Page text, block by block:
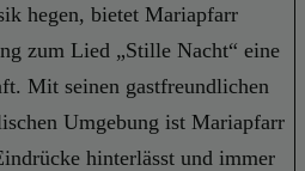
hegen, bietet Mariapfarr
zum Lied „Stille Nacht“ eine
Mit seinen gastfreundlichen
Umgebung ist Mariapfarr
hinterlässt und immer